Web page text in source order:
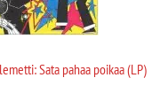
Sata pahaa poikaa (LP)